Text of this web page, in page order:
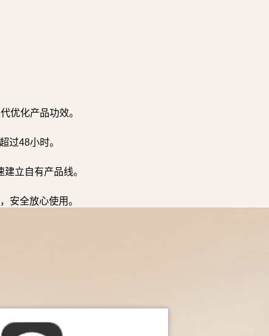
优化产品功效。
过48小时。
立自有产品线。
安全放心使用。